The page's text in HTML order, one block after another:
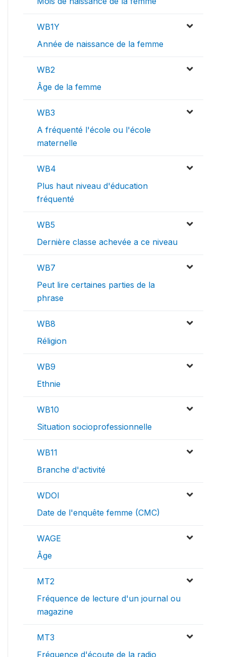
WB1Y
Année de naissance de la femme
WB2
Âge de la femme
WB3
A fréquenté l'école ou l'école
maternelle
WB4
Plus haut niveau d'éducation
fréquenté
WB5
Dernière classe achevée a ce niveau
WB7
Peut lire certaines parties de la
phrase
WB8
Réligion
WB9
Ethnie
WB10
Situation socioprofessionnelle
WB11
Branche d'activité
WDOI
Date de l'enquête femme (CMC)
WAGE
Âge
MT2
Fréquence de lecture d'un journal ou
magazine
MT3
Fréquence d'écoute de la radio